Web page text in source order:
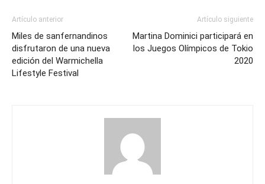
Artículo anterior
Miles de sanfernandinos
disfrutaron de una nueva
edición del Warmichella
Lifestyle Festival
Artículo siguiente
Martina Dominici participará en
los Juegos Olímpicos de Tokio
2020